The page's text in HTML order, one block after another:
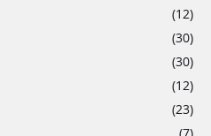
(12)
(30)
(30)
(12)
(23)